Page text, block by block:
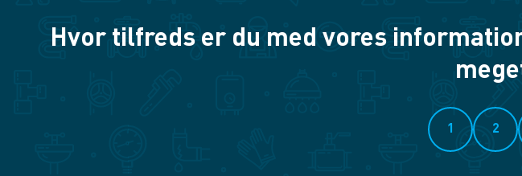
Hvor tilfreds er du med vores
1 2